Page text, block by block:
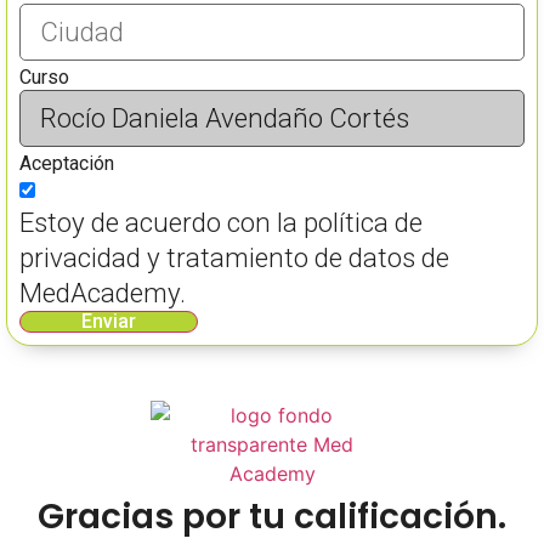
Curso
Aceptación
Estoy de acuerdo con la política de
privacidad y tratamiento de datos de
MedAcademy.
Enviar
Gracias por tu calificación.